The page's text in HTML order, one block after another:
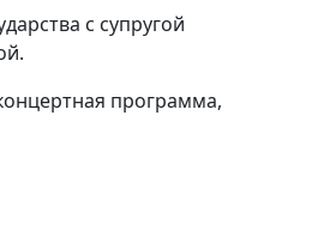
с супругой
программа,